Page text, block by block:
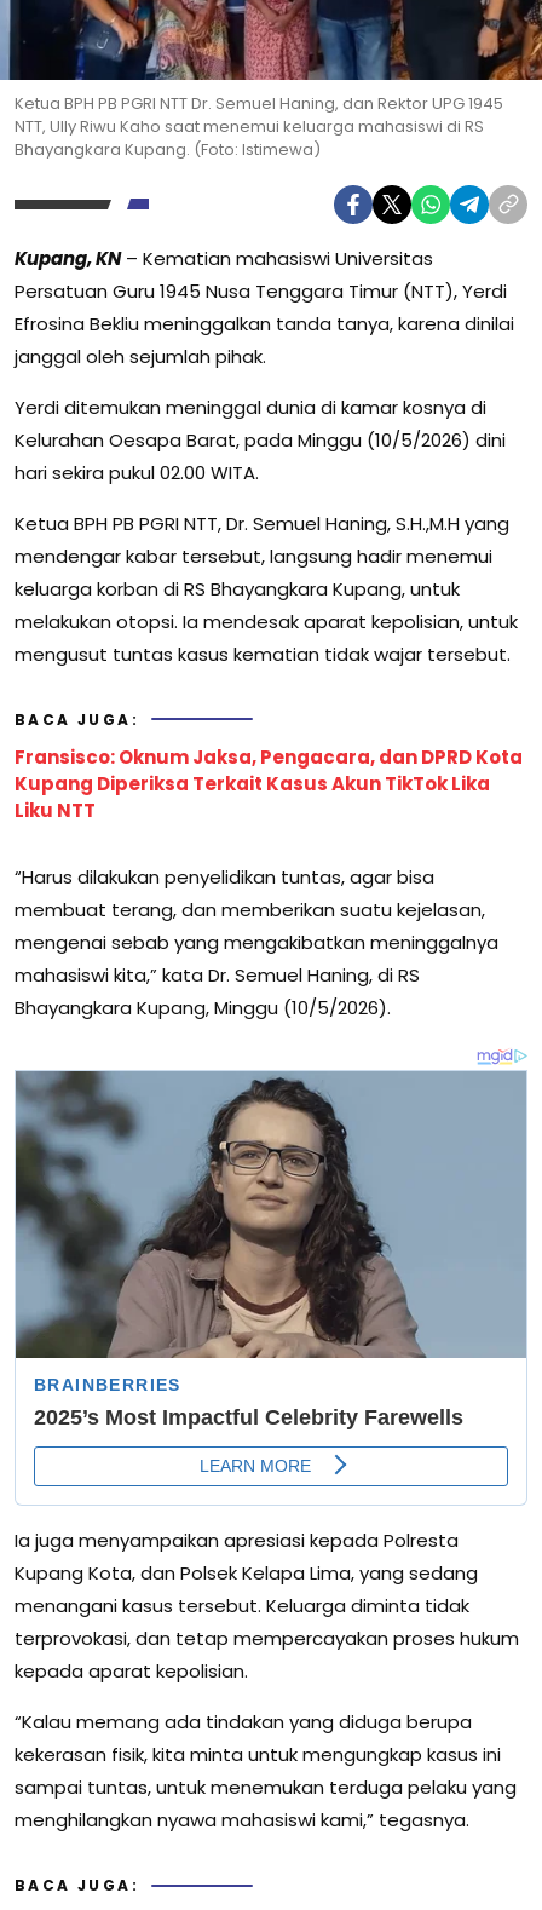
Ketua BPH PB PGRI NTT Dr. Semuel Haning, dan Rektor UPG 1945
NTT, Ully Riwu Kaho saat menemui keluarga mahasiswi di RS
Bhayangkara Kupang. (Foto: Istimewa)
Kupang, KN– Kematian mahasiswi Universitas
Persatuan Guru 1945 Nusa Tenggara Timur (NTT), Yerdi
Efrosina Bekliu meninggalkan tanda tanya, karena dinilai
janggal oleh sejumlah pihak.
Yerdi ditemukan meninggal dunia di kamar kosnya di
Kelurahan Oesapa Barat, pada Minggu (10/5/2026) dini
hari sekira pukul 02.00 WITA.
Ketua BPH PB PGRI NTT, Dr. Semuel Haning, S.H.,M.H yang
mendengar kabar tersebut, langsung hadir menemui
keluarga korban di RS Bhayangkara Kupang, untuk
melakukan otopsi. Ia mendesak aparat kepolisian, untuk
mengusut tuntas kasus kematian tidak wajar tersebut.
BACA JUGA:
Fransisco: Oknum Jaksa, Pengacara, dan DPRD Kota
Kupang Diperiksa Terkait Kasus Akun TikTok Lika
Liku NTT
“Harus dilakukan penyelidikan tuntas, agar bisa
membuat terang, dan memberikan suatu kejelasan,
mengenai sebab yang mengakibatkan meninggalnya
mahasiswi kita,” kata Dr. Semuel Haning, di RS
Bhayangkara Kupang, Minggu (10/5/2026).
Ia juga menyampaikan apresiasi kepada Polresta
Kupang Kota, dan Polsek Kelapa Lima, yang sedang
menangani kasus tersebut. Keluarga diminta tidak
terprovokasi, dan tetap mempercayakan proses hukum
kepada aparat kepolisian.
“Kalau memang ada tindakan yang diduga berupa
kekerasan fisik, kita minta untuk mengungkap kasus ini
sampai tuntas, untuk menemukan terduga pelaku yang
menghilangkan nyawa mahasiswi kami,” tegasnya.
BACA JUGA: